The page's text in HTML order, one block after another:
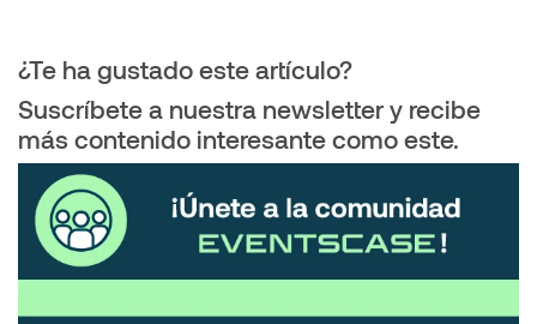
¿Te ha gustado este artículo?
Suscríbete a nuestra newsletter y recibe
más contenido interesante como este.